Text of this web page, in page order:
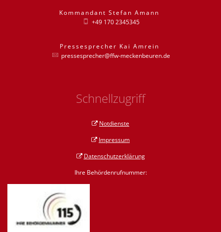
Kommandant Stefan Amann
+49 170 2345345
Pressesprecher Kai Amrein
pressesprecher@ffw-meckenbeuren.de
Schnellzugriff
Notdienste
Impressum
Datenschutzerklärung
Ihre Behördenrufnummer: